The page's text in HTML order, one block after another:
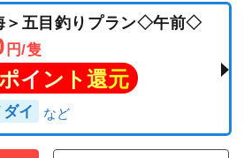
＞五目釣りプラン◇午前◇
円/隻
イント還元
ダイ